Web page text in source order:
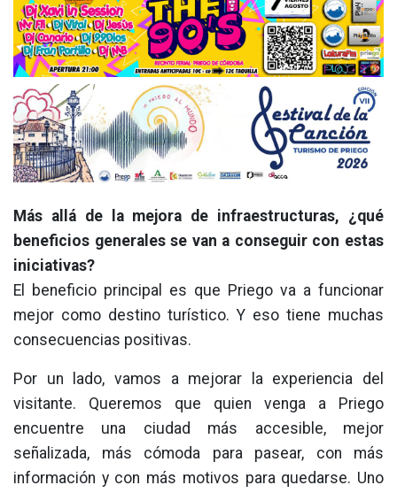
Más allá de la mejora de infraestructuras, ¿qué
beneficios generales se van a conseguir con estas
iniciativas?
El beneficio principal es que Priego va a funcionar
mejor como destino turístico. Y eso tiene muchas
consecuencias positivas.
Por un lado, vamos a mejorar la experiencia del
visitante. Queremos que quien venga a Priego
encuentre una ciudad más accesible, mejor
señalizada, más cómoda para pasear, con más
información y con más motivos para quedarse. Uno